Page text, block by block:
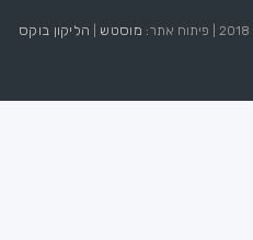
מוסטש הליקון בוקס